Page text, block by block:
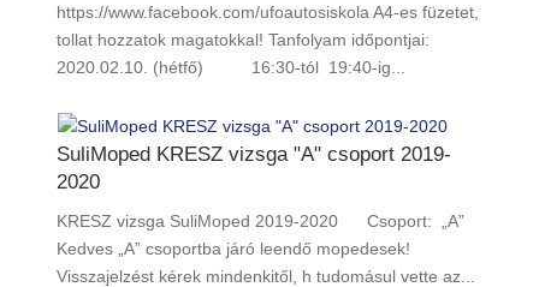
https://www.facebook.com/ufoautosiskola A4-es füzetet,
tollat hozzatok magatokkal! Tanfolyam időpontjai:
2020.02.10. (hétfő) 16:30-tól 19:40-ig...
SuliMoped KRESZ vizsga "A" csoport 2019-
2020
KRESZ vizsga SuliMoped 2019-2020 Csoport: „A”
Kedves „A” csoportba járó leendő mopedesek!
Visszajelzést kérek mindenkitől, h tudomásul vette az...